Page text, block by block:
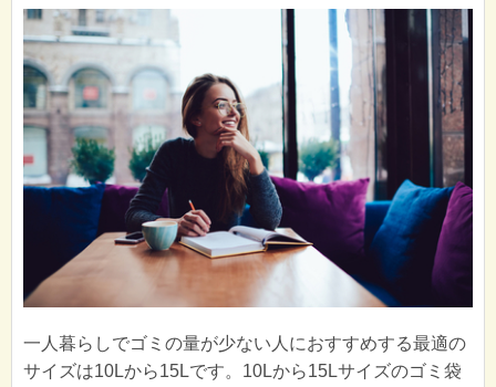
一人暮らしでゴミの量が少ない人におすすめする最適の
サイズは10Lから15Lです。10Lから15Lサイズのゴミ袋